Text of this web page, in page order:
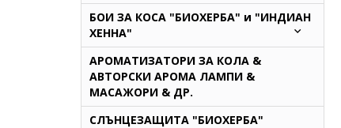
БОИ ЗА КОСА "БИОХЕРБА" и "ИНДИАН
ХЕННА"
АРОМАТИЗАТОРИ ЗА КОЛА &
АВТОРСКИ АРОМА ЛАМПИ &
МАСАЖОРИ & ДР.
СЛЪНЦЕЗАЩИТА "БИОХЕРБА"